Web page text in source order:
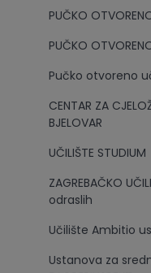
PUČKO
PUČKO
Pučko otvoreno
CENTAR ZA
BJELOVAR
UČILIŠTE STUDIUM
ZAGREBAČKO
odraslih
Učilište Ambitio
Ustanova za